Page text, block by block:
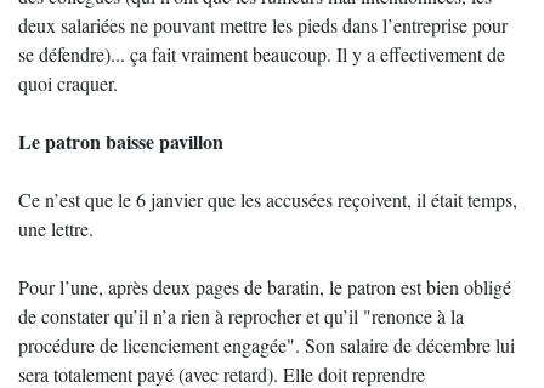
deux salariées ne pouvant mettre les pieds dans l’entreprise pour
se défendre)... ça fait vraiment beaucoup. Il y a effectivement de
quoi craquer.
Le patron baisse pavillon
Ce n’est que le 6 janvier que les accusées reçoivent, il était temps,
une lettre.
Pour l’une, après deux pages de baratin, le patron est bien obligé
de constater qu’il n’a rien à reprocher et qu’il "renonce à la
procédure de licenciement engagée". Son salaire de décembre lui
sera totalement payé (avec retard). Elle doit reprendre